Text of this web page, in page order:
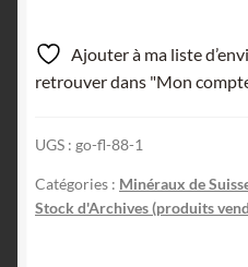
Ajouter à ma liste
retrouver dans "Mon
UGS : go-fl-88-1
Catégories : Minéraux de
Stock d'Archives (produits